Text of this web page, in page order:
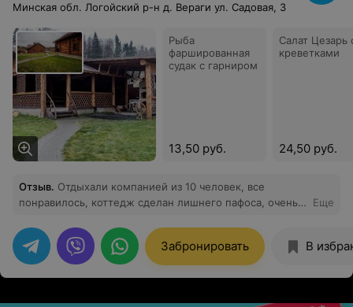
Минская обл. Логойский р-н д. Вераги ул. Садовая, 3
Рыба
фаршированная
судак с гарниром
13,50 руб.
Салат Цезарь
креветками
24,50 руб.
Отзыв. Отдыхали компанией из 10 человек, все
понравилось, коттедж сделан лишнего пафоса, очень
танцев, ТV и так далее, для отдыха компанией самое
оно, природа очень красивая, дело было в ноябре, вид
на фоне коттеджа просто шикарный. Отдельное
спасибо хозяину за радушный прием, по возможности
Еще
Забронировать В